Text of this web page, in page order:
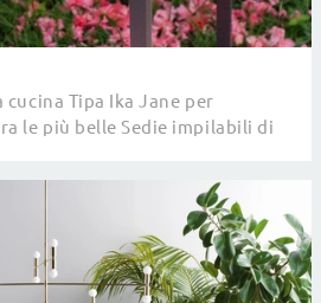
Tipa Ika Jane per
le più belle Sedie impilabili di